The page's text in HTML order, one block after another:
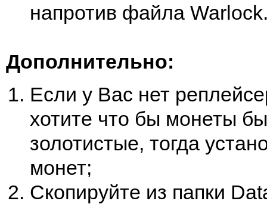
напротив файла
Дополнительно:
Если у Вас нет
хотите что бы монеты
золотистые, тогда
монет;
Скопируйте из папки